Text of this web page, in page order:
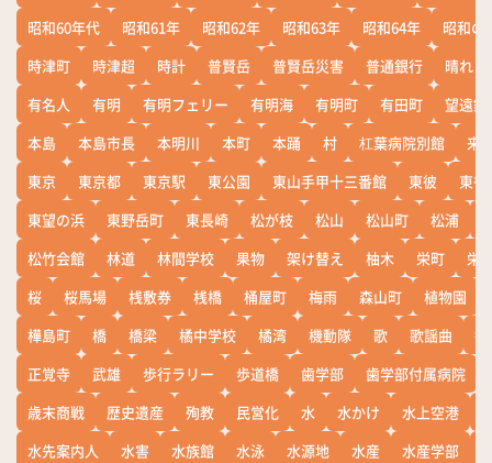
昭和60年代
昭和61年 昭和62年 昭和63年 昭和64年
昭和の
時津町
時津超 時計 普賢岳 普賢岳災害 普通銀行
晴れ
有名人
有明 有明フェリー 有明海 有明町 有田町
望遠鏡
本島
本島市長 本明川 本町 本踊 村 杠葉病院別館
来
東京
東京都 東京駅 東公園 東山手甲十三番館 東彼
東彼
東望の浜
東野岳町 東長崎 松が枝 松山 松山町 松浦
松竹会館
林道 林間学校 果物 架け替え 柚木 栄町
栄
桜
桜馬場 桟敷券 桟橋 桶屋町 梅雨 森山町 植物園
樺島町
橋 橋梁 橘中学校 橘湾 機動隊 歌 歌謡曲
正覚寺
武雄 歩行ラリー 歩道橋 歯学部 歯学部付属病院
歳末商戦
歴史遺産 殉教 民営化 水 水かけ 水上空港
水先案内人
水害 水族館 水泳 水源地 水産 水産学部